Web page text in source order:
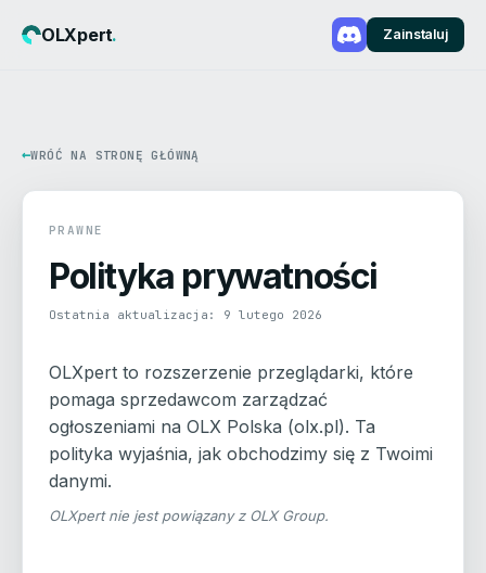
OLXpert. Zainstaluj
WRÓĆ NA STRONĘ GŁÓWNĄ
PRAWNE
Polityka prywatności
Ostatnia aktualizacja: 9 lutego 2026
OLXpert to rozszerzenie przeglądarki, które
pomaga sprzedawcom zarządzać
ogłoszeniami na OLX Polska (olx.pl). Ta
polityka wyjaśnia, jak obchodzimy się z Twoimi
danymi.
OLXpert nie jest powiązany z OLX Group.